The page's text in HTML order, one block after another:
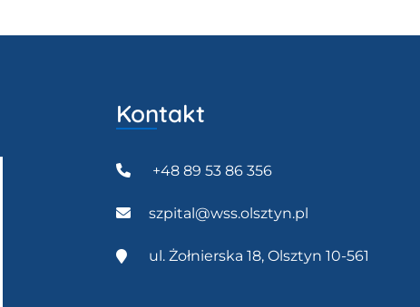
Kontakt
+48 89 53 86 356
szpital@wss.olsztyn.pl
ul. Żołnierska 18, Olsztyn 10-561